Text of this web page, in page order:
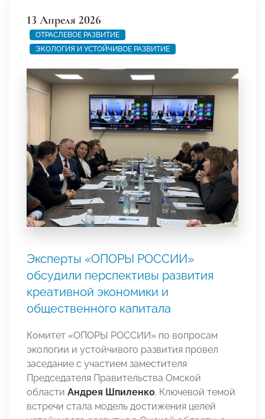
13 Апреля 2026
ОТРАСЛЕВОЕ РАЗВИТИЕ
ЭКОЛОГИЯ И УСТОЙЧИВОЕ РАЗВИТИЕ
Эксперты «ОПОРЫ РОССИИ»
обсудили перспективы развития
креативной экономики и
общественного капитала
Комитет «ОПОРЫ РОССИИ» по вопросам
экологии и устойчивого развития провел
заседание с участием заместителя
Председателя Правительства Омской
области Андрея Шпиленко. Ключевой темой
встречи стала модель достижения целей